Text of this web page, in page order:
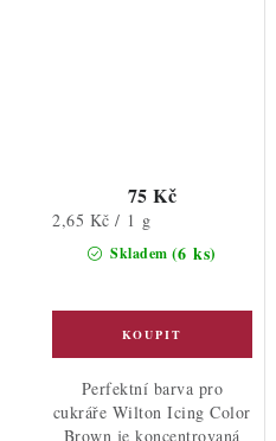
Skladem (6 ks)
75 Kč
Měrná
2,65 Kč / 1 g
Perfektní barva pro
cukráře Wilton Icing Color
Brown je koncentrovaná